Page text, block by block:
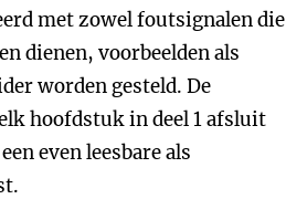
met zowel foutsignalen die
dienen, voorbeelden als
worden gesteld. De
hoofdstuk in deel 1 afsluit
even leesbare als